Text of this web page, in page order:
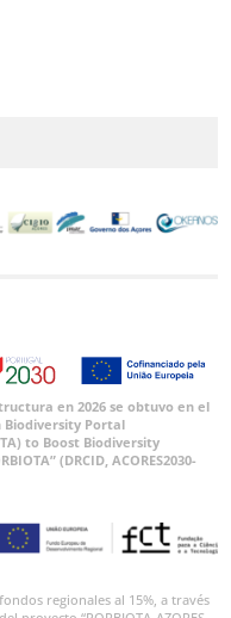
en 2026 se obtuvo en el
Biodiversity Portal
to Boost Biodiversity
(DRCID, ACORES2030-
regionales al 15%, a través